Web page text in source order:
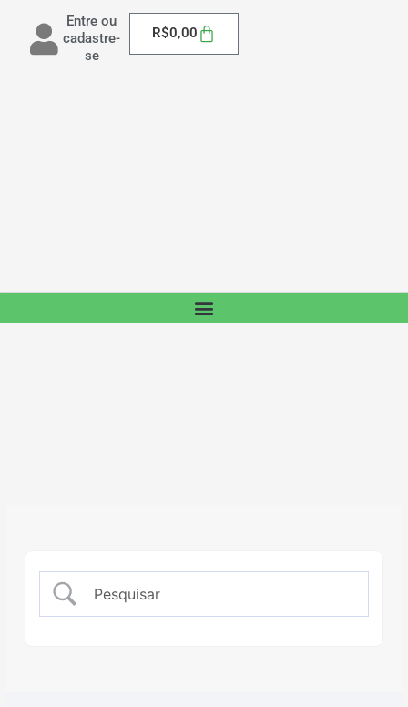
Entre ou
cadastre-
se
R$0,00 Carrinho